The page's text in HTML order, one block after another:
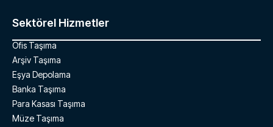
Sektörel Hizmetler
Ofis Taşıma
Arşiv Taşıma
Eşya Depolama
Banka Taşıma
Para Kasası Taşıma
Müze Taşıma